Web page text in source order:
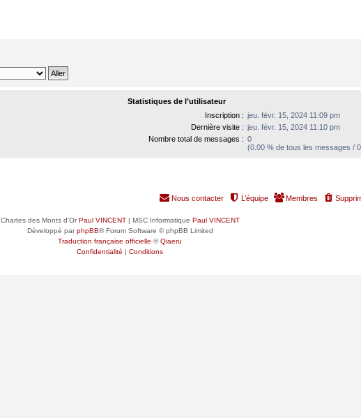
Statistiques de l’utilisateur
Inscription : jeu. févr. 15, 2024 11:09 pm
Dernière visite : jeu. févr. 15, 2024 11:10 pm
Nombre total de messages : 0
(0.00 % de tous les messages /
Membres
L’équipe
Nous contacter
Chartes des Monts d'OrPaul VINCENT| MSC Informatique Paul VINCENT
Développé parphpBB® Forum Software © phpBB Limited
Traduction française officielle ©Qiaeru
Confidentialité | Conditions